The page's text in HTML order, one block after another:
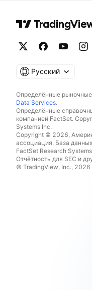
Русский
Определённые
Data Services.
Определённые
компанией FactSet.
Systems Inc.
Copyright © 2026,
ассоциация. База
FactSet Research
Отчётность для SEC и
© TradingView, Inc.,